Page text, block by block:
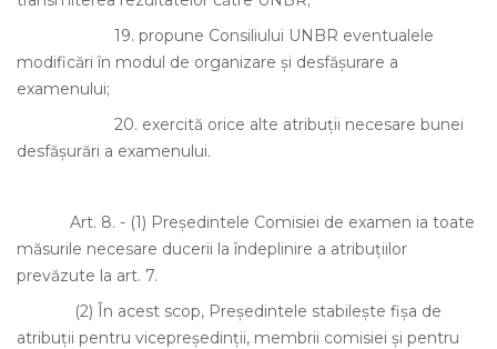
19. propune Consiliului UNBR eventualele
modificări în modul de organizare şi desfăşurare a
examenului;
20. exercită orice alte atribuţii necesare bunei
desfăşurări a examenului.
Art. 8. - (1) Preşedintele Comisiei de examen ia toate
măsurile necesare ducerii la îndeplinire a atribuţiilor
prevăzute la art. 7.
(2) În acest scop, Preşedintele stabileşte fişa de
atribuţii pentru vicepreşedinţii, membrii comisiei şi pentru